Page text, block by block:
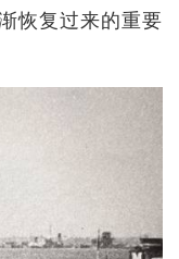
恢复过来的重要